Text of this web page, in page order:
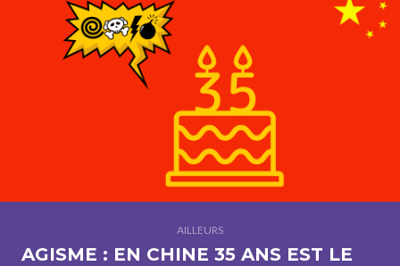
AILLEURS
AGISME : EN CHINE 35 ANS EST LE